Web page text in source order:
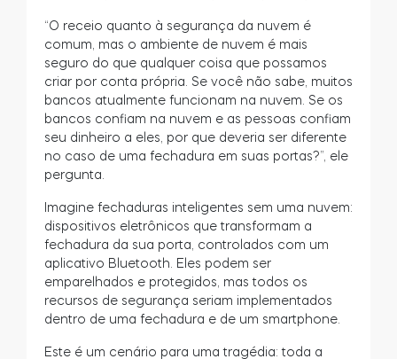
“O receio quanto à segurança da nuvem é
comum, mas o ambiente de nuvem é mais
seguro do que qualquer coisa que possamos
criar por conta própria. Se você não sabe, muitos
bancos atualmente funcionam na nuvem. Se os
bancos confiam na nuvem e as pessoas confiam
seu dinheiro a eles, por que deveria ser diferente
no caso de uma fechadura em suas portas?”, ele
pergunta.
Imagine fechaduras inteligentes sem uma nuvem:
dispositivos eletrônicos que transformam a
fechadura da sua porta, controlados com um
aplicativo Bluetooth. Eles podem ser
emparelhados e protegidos, mas todos os
recursos de segurança seriam implementados
dentro de uma fechadura e de um smartphone.
Este é um cenário para uma tragédia: toda a